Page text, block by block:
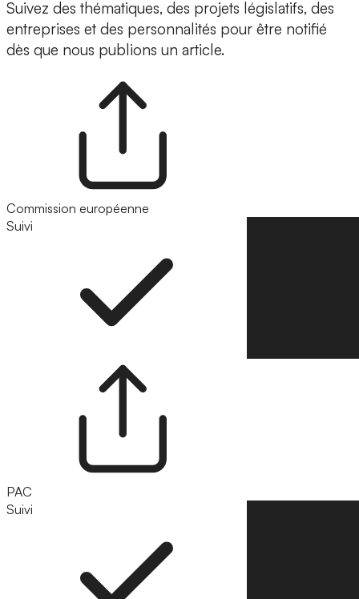
Suivez des thématiques, des projets législatifs, des
entreprises et des personnalités pour être notifié
dès que nous publions un article.
Commission européenne
Suivi
PAC
Suivi